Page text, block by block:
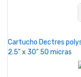
Cartucho Dectres
2.5" x 30" 50 micras